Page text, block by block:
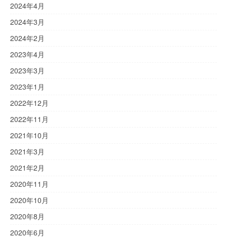
2024年4月
2024年3月
2024年2月
2023年4月
2023年3月
2023年1月
2022年12月
2022年11月
2021年10月
2021年3月
2021年2月
2020年11月
2020年10月
2020年8月
2020年6月